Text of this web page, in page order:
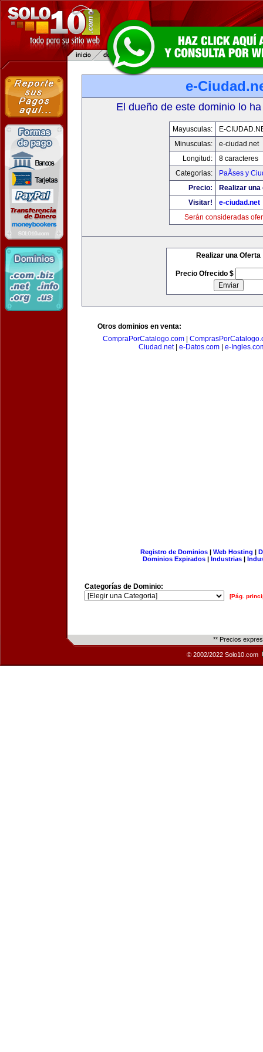
e-
El dueño de este dominio lo
Mayusculas:
E-
Minusculas:
e-ciudad.net
Longitud:
8 caracteres
Categorias:
PaÃ­ses y
Precio:
Realizar
Visitar!
e-ciudad.net
Serán consideradas
Realizar una Oferta
Precio Ofrecido $
Otros dominios en venta:
CompraPorCatalogo.com|
Ciudad.net| e-Datos.com e-
Registro de Dominios| Web Hosting |
Dominios Expirados | Industrias |
Categorías de Dominio:
[Pág.
** Precios
© 2002/2022 Solo10.com